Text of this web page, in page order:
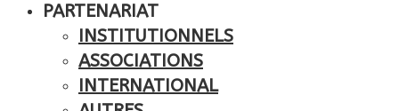
PARTENARIAT
INSTITUTIONNELS
ASSOCIATIONS
INTERNATIONAL